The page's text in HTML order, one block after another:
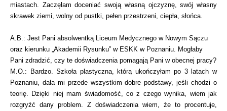
miastach. Zaczęłam doceniać swoją własną ojczyznę, swój własny
skrawek ziemi, wolny od pustki, pełen przestrzeni, ciepła, słońca.
A.B.: Jest Pani absolwentką Liceum Medycznego w Nowym Sączu
oraz kierunku „Akademii Rysunku” w ESKK w Poznaniu. Mogłaby
Pani zdradzić, czy te doświadczenia pomagają Pani w obecnej pracy?
M.O.: Bardzo. Szkoła plastyczna, którą ukończyłam po 3 latach w
Poznaniu, dała mi przede wszystkim dobre podstawy, jeśli chodzi o
teorię. Dzięki niej mam świadomość, co z czego wynika, wiem jak
rozgryźć dany problem. Z doświadczenia wiem, że to procentuje,